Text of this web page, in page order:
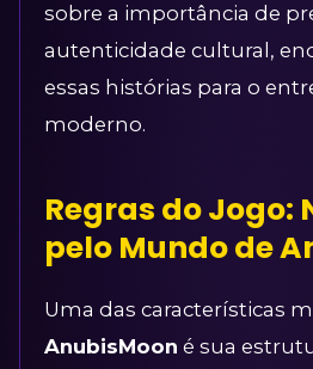
sobre a importância de
autenticidade cultural,
essas histórias para o
moderno.
Regras do Jogo:
pelo Mundo de
Uma das características
AnubisMoon é sua